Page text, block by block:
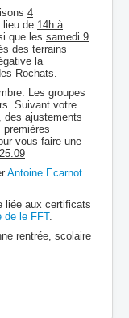
4
lieu de 14h à
que les samedi 9
des terrains
la
Rochats.
Les groupes
Suivant votre
des ajustements
vous faire une
Antoine Ecarnot
liée aux certificats
de le FFT.
rentrée, scolaire